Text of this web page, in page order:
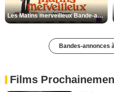
Les Matins merveilleux Bande-annonce VF
Bandes-annonces
Films